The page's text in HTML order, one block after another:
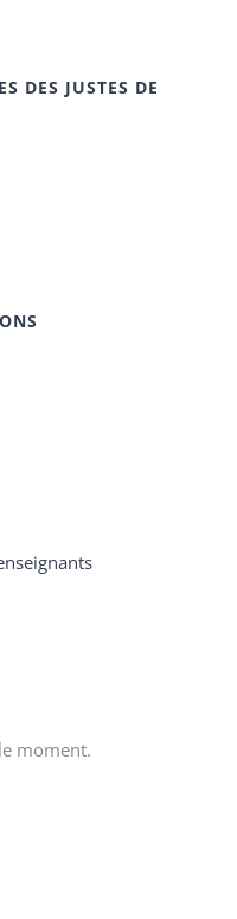
DES JUSTES DE
moment.